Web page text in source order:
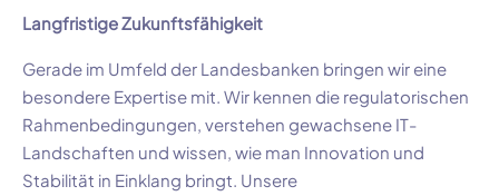
Langfristige Zukunftsfähigkeit
Gerade im Umfeld der Landesbanken bringen wir eine
besondere Expertise mit. Wir kennen die regulatorischen
Rahmenbedingungen, verstehen gewachsene IT-
Landschaften und wissen, wie man Innovation und
Stabilität in Einklang bringt. Unsere